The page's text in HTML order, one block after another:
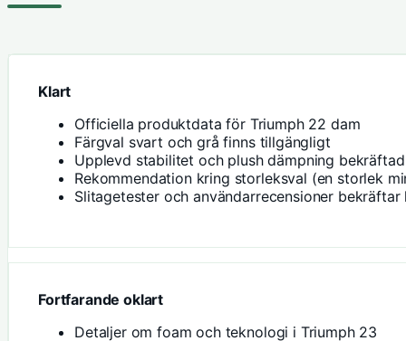
Klart
Officiella produktdata för Triumph 22 dam
Färgval svart och grå finns tillgängligt
Upplevd stabilitet och plush dämpning bekräftad
Rekommendation kring storleksval (en storlek
Slitagetester och användarrecensioner bekräftar
Fortfarande oklart
Detaljer om foam och teknologi i Triumph 23